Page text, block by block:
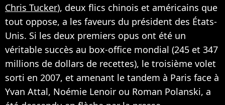
Chris Tucker), deux flics chinois et américains que
tout oppose, a les faveurs du président des États-
Unis. Si les deux premiers opus ont été un
véritable succès au box-office mondial (245 et 347
millions de dollars de recettes), le troisième volet
sorti en 2007, et amenant le tandem à Paris face à
Yvan Attal, Noémie Lenoir ou Roman Polanski, a